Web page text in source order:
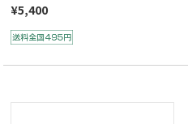
¥5,400